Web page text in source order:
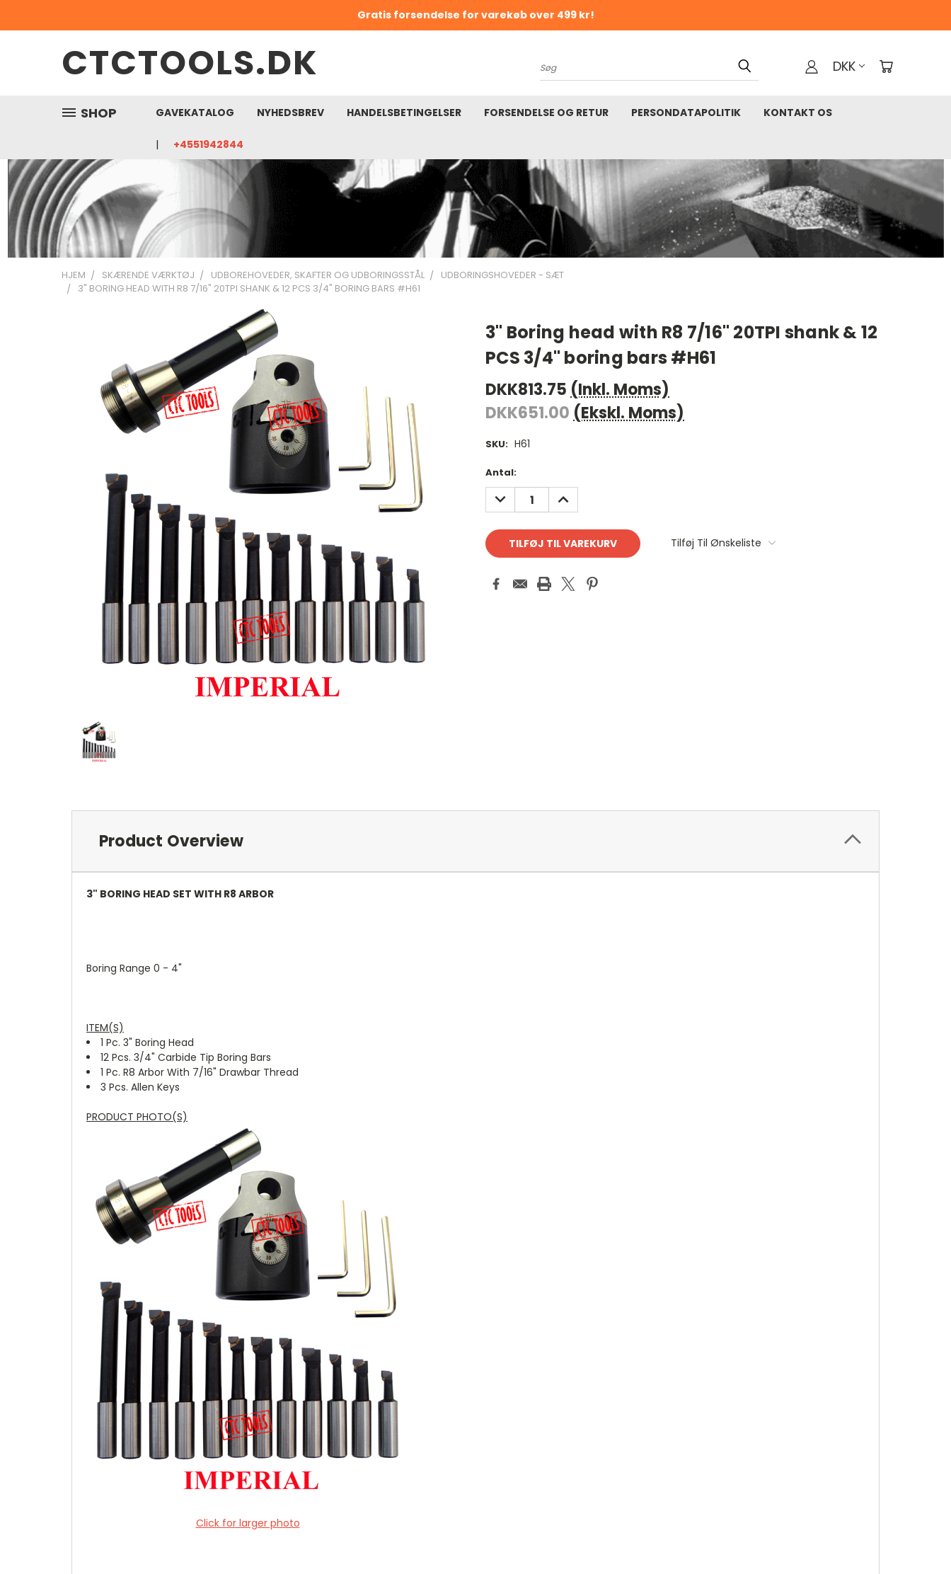
Gratis forsendelse for varekøb over 499 kr!
CTCTOOLS.DK Søg DKK
SHOP GAVEKATALOG NYHEDSBREV HANDELSBETINGELSER FORSENDELSE OG RETUR PERSONDATAPOLITIK KONTAKT OS
+4551942844
HJEM SKÆRENDE VÆRKTØJ UDBOREHOVEDER, SKAFTER OG UDBORINGSSTÅL
UDBORINGSHOVEDER - SÆT
3" BORING HEAD WITH R8 7/16" 20TPI SHANK & 12 PCS 3/4" BORING BARS #H61
3" Boring head with R8 7/16" 20TPI shank & 12
PCS 3/4" boring bars #H61
DKK813.75 (Inkl. Moms)
DKK651.00 (Ekskl. Moms)
SKU: H61
Antal
på
lager:
Antal:
REDUCER
ANTAL:
FORØG
ANTAL:
Tilføj Til Ønskeliste
Product Overview
3" BORING HEAD SET WITH R8 ARBOR
Boring Range 0 - 4"
ITEM(S)
1 Pc. 3" Boring Head
12 Pcs. 3/4" Carbide Tip Boring Bars
1 Pc. R8 Arbor With 7/16" Drawbar Thread
3 Pcs. Allen Keys
PRODUCT PHOTO(S)
Click for larger photo